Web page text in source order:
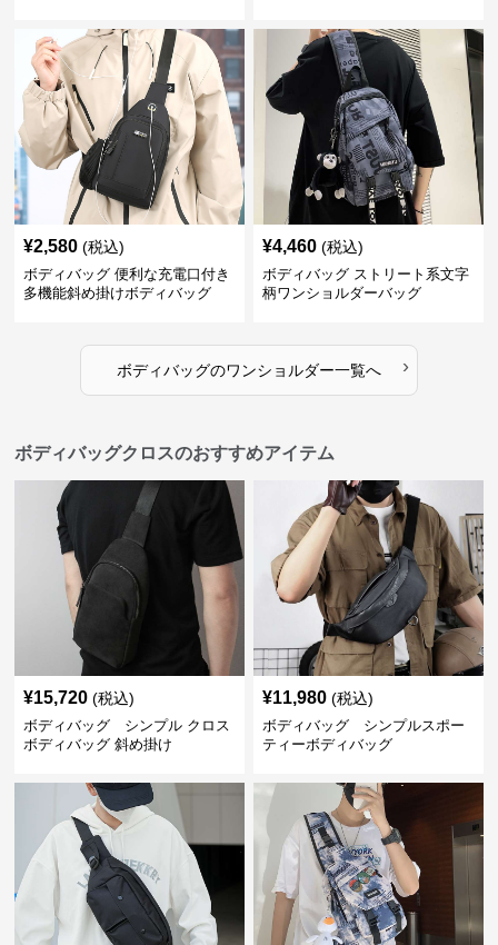
¥2,580 (税込)
ボディバッグ 便利な充電口付き
多機能斜め掛けボディバッグ
¥4,460 (税込)
ボディバッグ ストリート系文字
柄ワンショルダーバッグ
ボディバッグのワンショルダー一覧へ ›
ボディバッグクロスのおすすめアイテム
¥15,720 (税込)
ボディバッグ シンプル クロス
ボディバッグ 斜め掛け
¥11,980 (税込)
ボディバッグ シンプルスポー
ティーボディバッグ